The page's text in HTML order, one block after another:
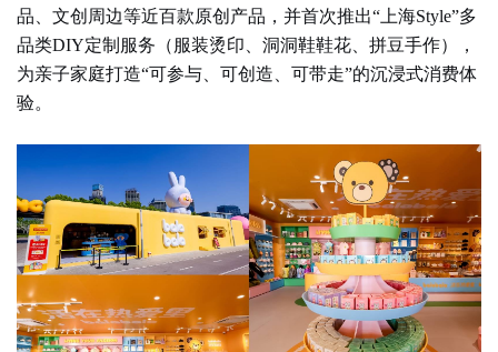
品、文创周边等近百款原创产品，并首次推出“上海Style”多
品类DIY定制服务（服装烫印、洞洞鞋鞋花、拼豆手作），
为亲子家庭打造“可参与、可创造、可带走”的沉浸式消费体
验。